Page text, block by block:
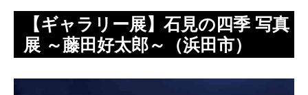
【ギャラリー展】石見の四季 写真
展 ～藤田好太郎～（浜田市）